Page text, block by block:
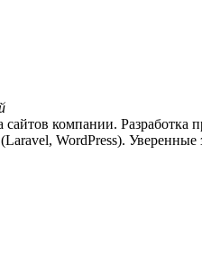
сайтов компании. Разработка
WordPress).